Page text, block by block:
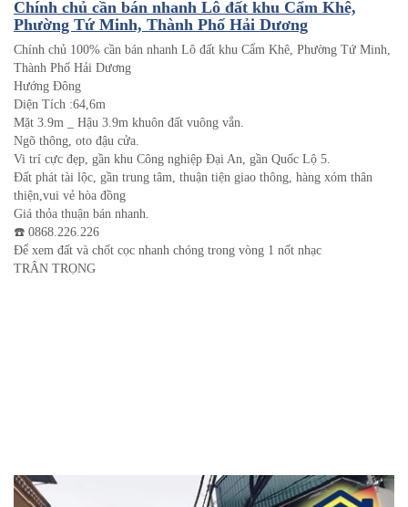
Chính chủ cần bán nhanh Lô đất khu Cẩm Khê,
Phường Tứ Minh, Thành Phố Hải Dương
Chính chủ 100% cần bán nhanh Lô đất khu Cẩm Khê, Phường Tứ Minh,
Thành Phố Hải Dương
Hướng Đông
Diện Tích :64,6m
Mặt 3.9m _ Hậu 3.9m khuôn đất vuông vắn.
Ngõ thông, oto đậu cửa.
Vi trí cực đẹp, gần khu Công nghiệp Đại An, gần Quốc Lộ 5.
Đất phát tài lộc, gần trung tâm, thuận tiện giao thông, hàng xóm thân
thiện,vui vẻ hòa đồng
Giá thỏa thuận bán nhanh.
☎️ 0868.226.226
Để xem đất và chốt cọc nhanh chóng trong vòng 1 nốt nhạc
TRÂN TRỌNG